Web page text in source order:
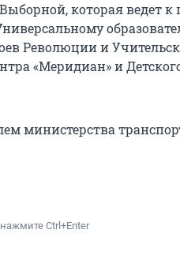
которая ведет
Революции и
«Меридиан» и
министерства
Ctrl+Enter